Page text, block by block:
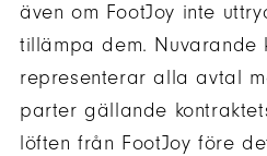
även om FootJoy inte
tillämpa dem. Nuvarande
representerar alla avtal
parter gällande
löften från FootJoy före